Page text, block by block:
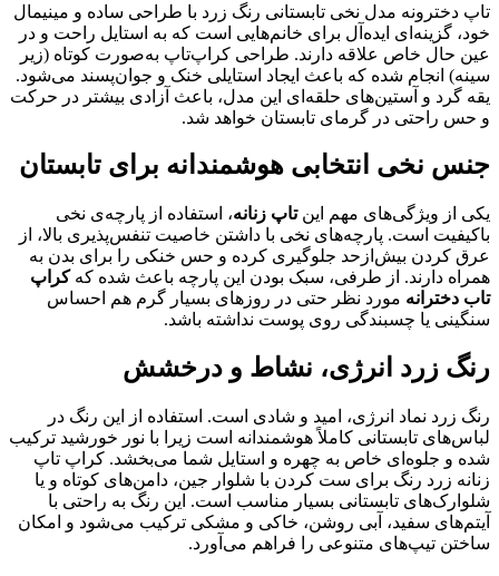
تاپ دخترونه مدل نخی تابستانی رنگ زرد با طراحی ساده و مینیمال
خود، گزینه‌ای ایده‌آل برای خانم‌هایی است که به استایل راحت و در
عین حال خاص علاقه دارند. طراحی کراپ‌تاپ به‌صورت کوتاه (زیر
سینه) انجام شده که باعث ایجاد استایلی خنک و جوان‌پسند می‌شود.
یقه گرد و آستین‌های حلقه‌ای این مدل، باعث آزادی بیشتر در حرکت
و حس راحتی در گرمای تابستان خواهد شد.
جنس نخی انتخابی هوشمندانه برای تابستان
یکی از ویژگی‌های مهم اینتاپ زنانه، استفاده از پارچه‌ی نخی
باکیفیت است. پارچه‌های نخی با داشتن خاصیت تنفس‌پذیری بالا، از
عرق کردن بیش‌ازحد جلوگیری کرده و حس خنکی را برای بدن به
همراه دارند. از طرفی، سبک بودن این پارچه باعث شده کهکراپ
تاب دخترانه مورد نظر حتی در روزهای بسیار گرم هم احساس
سنگینی یا چسبندگی روی پوست نداشته باشد.
رنگ زرد انرژی، نشاط و درخشش
رنگ زرد نماد انرژی، امید و شادی است. استفاده از این رنگ در
لباس‌های تابستانی کاملاً هوشمندانه است زیرا با نور خورشید ترکیب
شده و جلوه‌ای خاص به چهره و استایل شما می‌بخشد. کراپ تاپ
زنانه زرد رنگ برای ست کردن با شلوار جین، دامن‌های کوتاه و یا
شلوارک‌های تابستانی بسیار مناسب است. این رنگ به راحتی با
آیتم‌های سفید، آبی روشن، خاکی و مشکی ترکیب می‌شود و امکان
ساختن تیپ‌های متنوعی را فراهم می‌آورد.